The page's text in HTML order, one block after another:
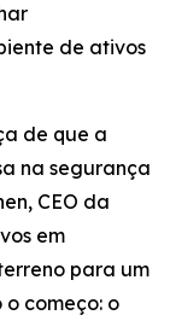
de ativos
de que a
na segurança
CEO da
em
para um
o começo: o